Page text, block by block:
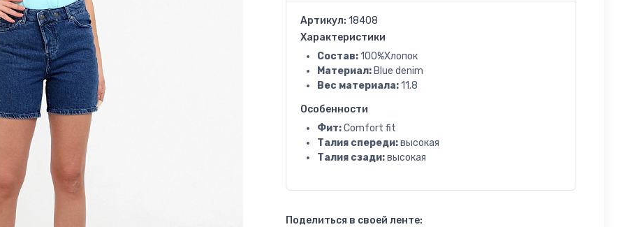
Артикул: 18408
Характеристики
Состав:100%Хлопок
Материал:Blue denim
Вес материала:11.8
Особенности
Фит:Comfort fit
Талия спереди:высокая
Талия сзади:высокая
Поделиться в своей ленте: